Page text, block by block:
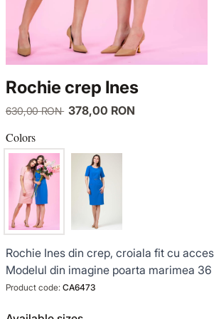
Rochie crep Ines
630,00 RON 378,00 RON
Colors
Rochie Ines din crep, croiala fit cu
Modelul din imagine poarta marimea 36
Product code: CA6473
TWIN SETS
KNITWEAR
COATS
TINUTE DE OCAZIE
NOUTĂȚI
PRODUSE DIN IN
COATS
JACKETS
VEZI TOATE REDUCERILE
SENSE LIMITED EDITION
BACK TO OFFICE